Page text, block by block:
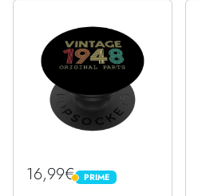
16,99€ PRIME
PRIME